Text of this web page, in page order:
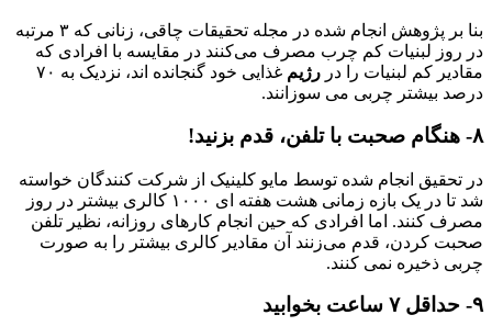
بنا بر پژوهش انجام شده در مجله تحقیقات چاقی، زنانی که ۳ مرتبه
در روز لبنیات کم چرب مصرف می‌کنند در مقایسه با افرادی که
مقادیر کم لبنیات را در رژیم
غذایی خود گنجانده ‌اند، نزدیک به ۷۰
درصد بیشتر چربی می‌ سوزانند.
۸- هنگام صحبت با تلفن، قدم بزنید!
در تحقیق انجام شده توسط مایو کلینیک از شرکت کنندگان خواسته
شد تا در یک بازه زمانی هشت هفته ‌ای ۱۰۰۰ کالری بیشتر در روز
مصرف کنند. اما افرادی که حین انجام کارهای روزانه، نظیر تلفن
صحبت کردن، قدم می‌زنند آن مقادیر کالری بیشتر را به صورت
چربی ذخیره نمی ‌کنند.
۹- حداقل ۷ ساعت بخوابید